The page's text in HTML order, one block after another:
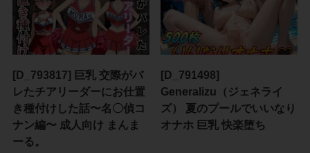
[D_793817] 巨乳 交際がバ
レたチアリーダーにお仕置
き種付けした話〜名〇偵コ
ナン編〜 成人向け まんま
ーる。
[D_791498]
Generalizu（ジェネライ
ズ） 夏のプールでいいなり
オナホ 巨乳 快楽堕ち